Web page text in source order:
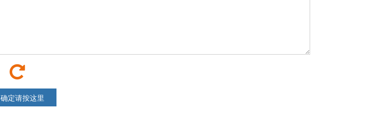
确定请按这里